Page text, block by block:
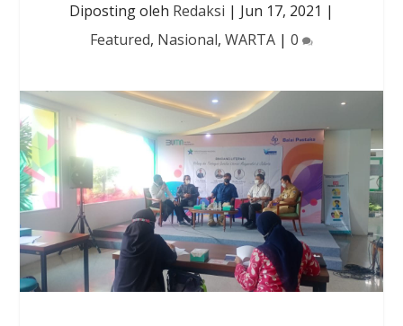
Diposting oleh Redaksi | Jun 17, 2021 |
Featured, Nasional, WARTA | 0